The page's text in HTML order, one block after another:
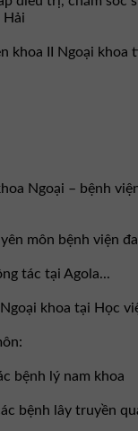
Hải
khoa II Ngoại khoa
Ngoại – bệnh
môn bệnh viện
tác tại Agola...
khoa tại Học
bệnh lý nam khoa
bệnh lây truyền